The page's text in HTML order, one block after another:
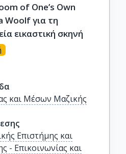
of One’s Own
εικαστική σκηνή
και Μέσων Μαζικής
Επιστήμης και
- Επικοινωνίας και